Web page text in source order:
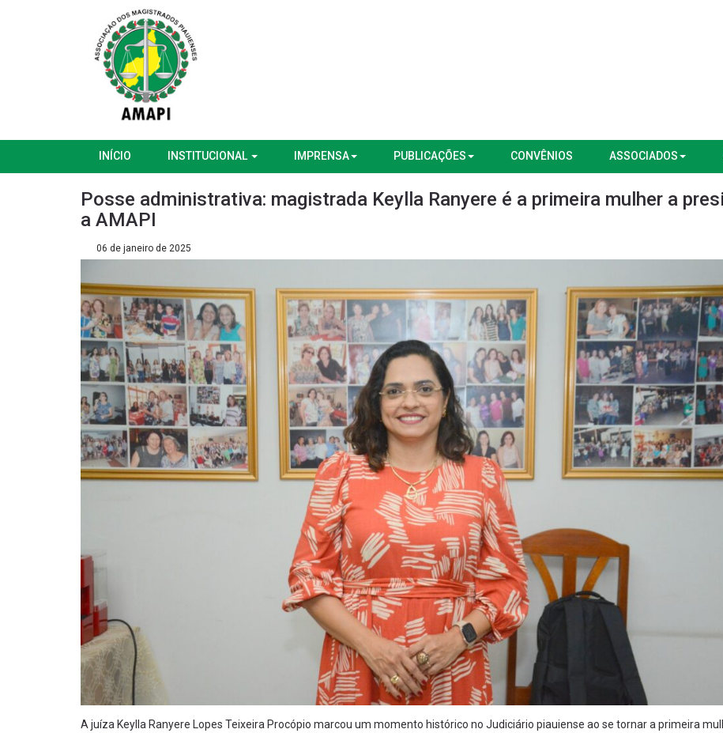
INÍCIO INSTITUCIONAL IMPRENSA PUBLICAÇÕES CONVÊNIOS ASSOCIADOS
Posse administrativa: magistrada Keylla Ranyere é a primeira mulher a
a AMAPI
06 de janeiro de 2025
A juíza Keylla Ranyere Lopes Teixeira Procópio marcou um momento histórico no Judiciário piauiense ao se tornar a primeira